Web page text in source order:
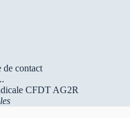
contact
CFDT AG2R